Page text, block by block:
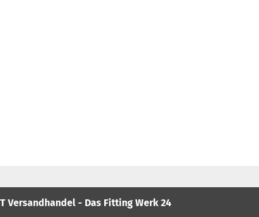
Versandhandel - Das Fitting Werk 24